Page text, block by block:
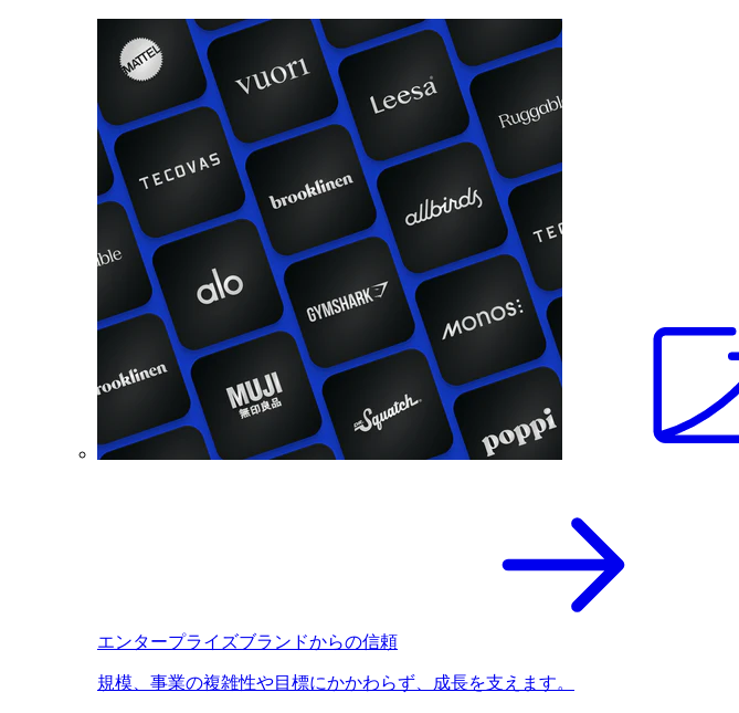
エンタープライズブランドからの信頼
規模、事業の複雑性や目標にかかわらず、成長を支えます。